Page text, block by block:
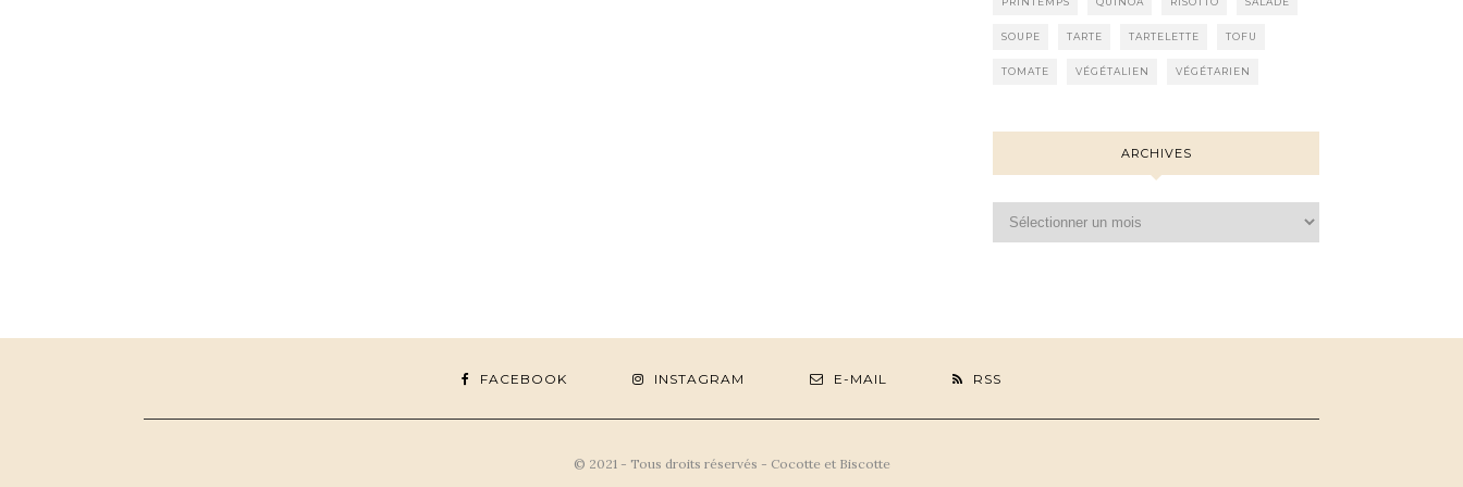
SOUPE TARTE TARTELETTE TOFU
TOMATE VÉGÉTALIEN VÉGÉTARIEN
ARCHIVES
FACEBOOK INSTAGRAM E-MAIL RSS
© 2021 - Tous droits réservés - Cocotte et Biscotte